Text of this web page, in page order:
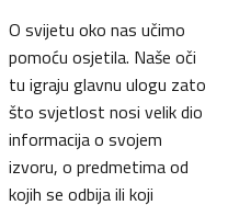
O svijetu oko nas učimo
pomoću osjetila. Naše oči
tu igraju glavnu ulogu zato
što svjetlost nosi velik dio
informacija o svojem
izvoru, o predmetima od
kojih se odbija ili koji